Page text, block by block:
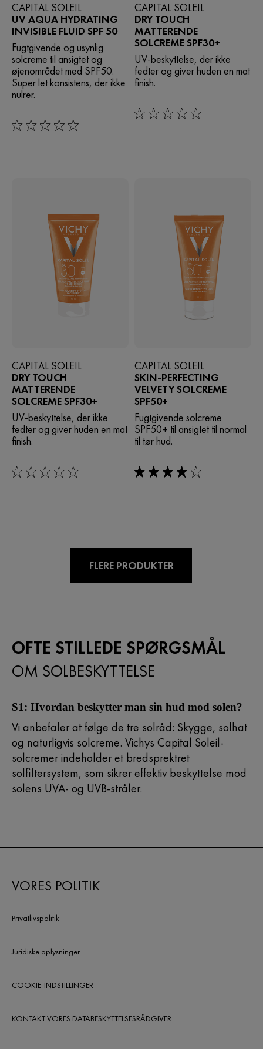
CAPITAL SOLEIL
UV AQUA HYDRATING
INVISIBLE FLUID SPF 50
Fugtgivende og usynlig
solcreme til ansigtet og
øjenområdet med SPF50.
Super let konsistens, der ikke
nulrer.
0/5
CAPITAL SOLEIL
DRY TOUCH
MATTERENDE
SOLCREME SPF30+
UV-beskyttelse, der ikke
fedter og giver huden en mat
finish.
0/5
CAPITAL SOLEIL
DRY TOUCH
MATTERENDE
SOLCREME SPF30+
UV-beskyttelse, der ikke
fedter og giver huden en mat
finish.
0/5
CAPITAL SOLEIL
SKIN-PERFECTING
VELVETY SOLCREME
SPF50+
Fugtgivende solcreme
SPF50+ til ansigtet til normal
til tør hud.
4/5
FLERE PRODUKTER
OFTE STILLEDE SPØRGSMÅL
OM SOLBESKYTTELSE
S1: Hvordan beskytter man sin hud mod solen?
Vi anbefaler at følge de tre solråd: Skygge, solhat
og naturligvis solcreme. Vichys Capital Soleil-
solcremer indeholder et bredsprektret
solfiltersystem, som sikrer effektiv beskyttelse mod
solens UVA- og UVB-stråler.
VORES POLITIK
Privatlivspolitik
Juridiske oplysninger
COOKIE-INDSTILLINGER
KONTAKT VORES DATABESKYTTELSESRÅDGIVER